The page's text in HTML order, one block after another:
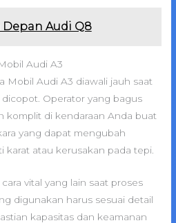
Depan Audi Q8
Audi A3
Mobil Audi A3 diawali jauh saat
Operator yang bagus
komplit di kendaraan Anda buat
yang dapat mengubah
karat atau kerusakan pada tepi.
vital yang lain saat proses
digunakan harus sesuai detail
kapasitas dan keamanan